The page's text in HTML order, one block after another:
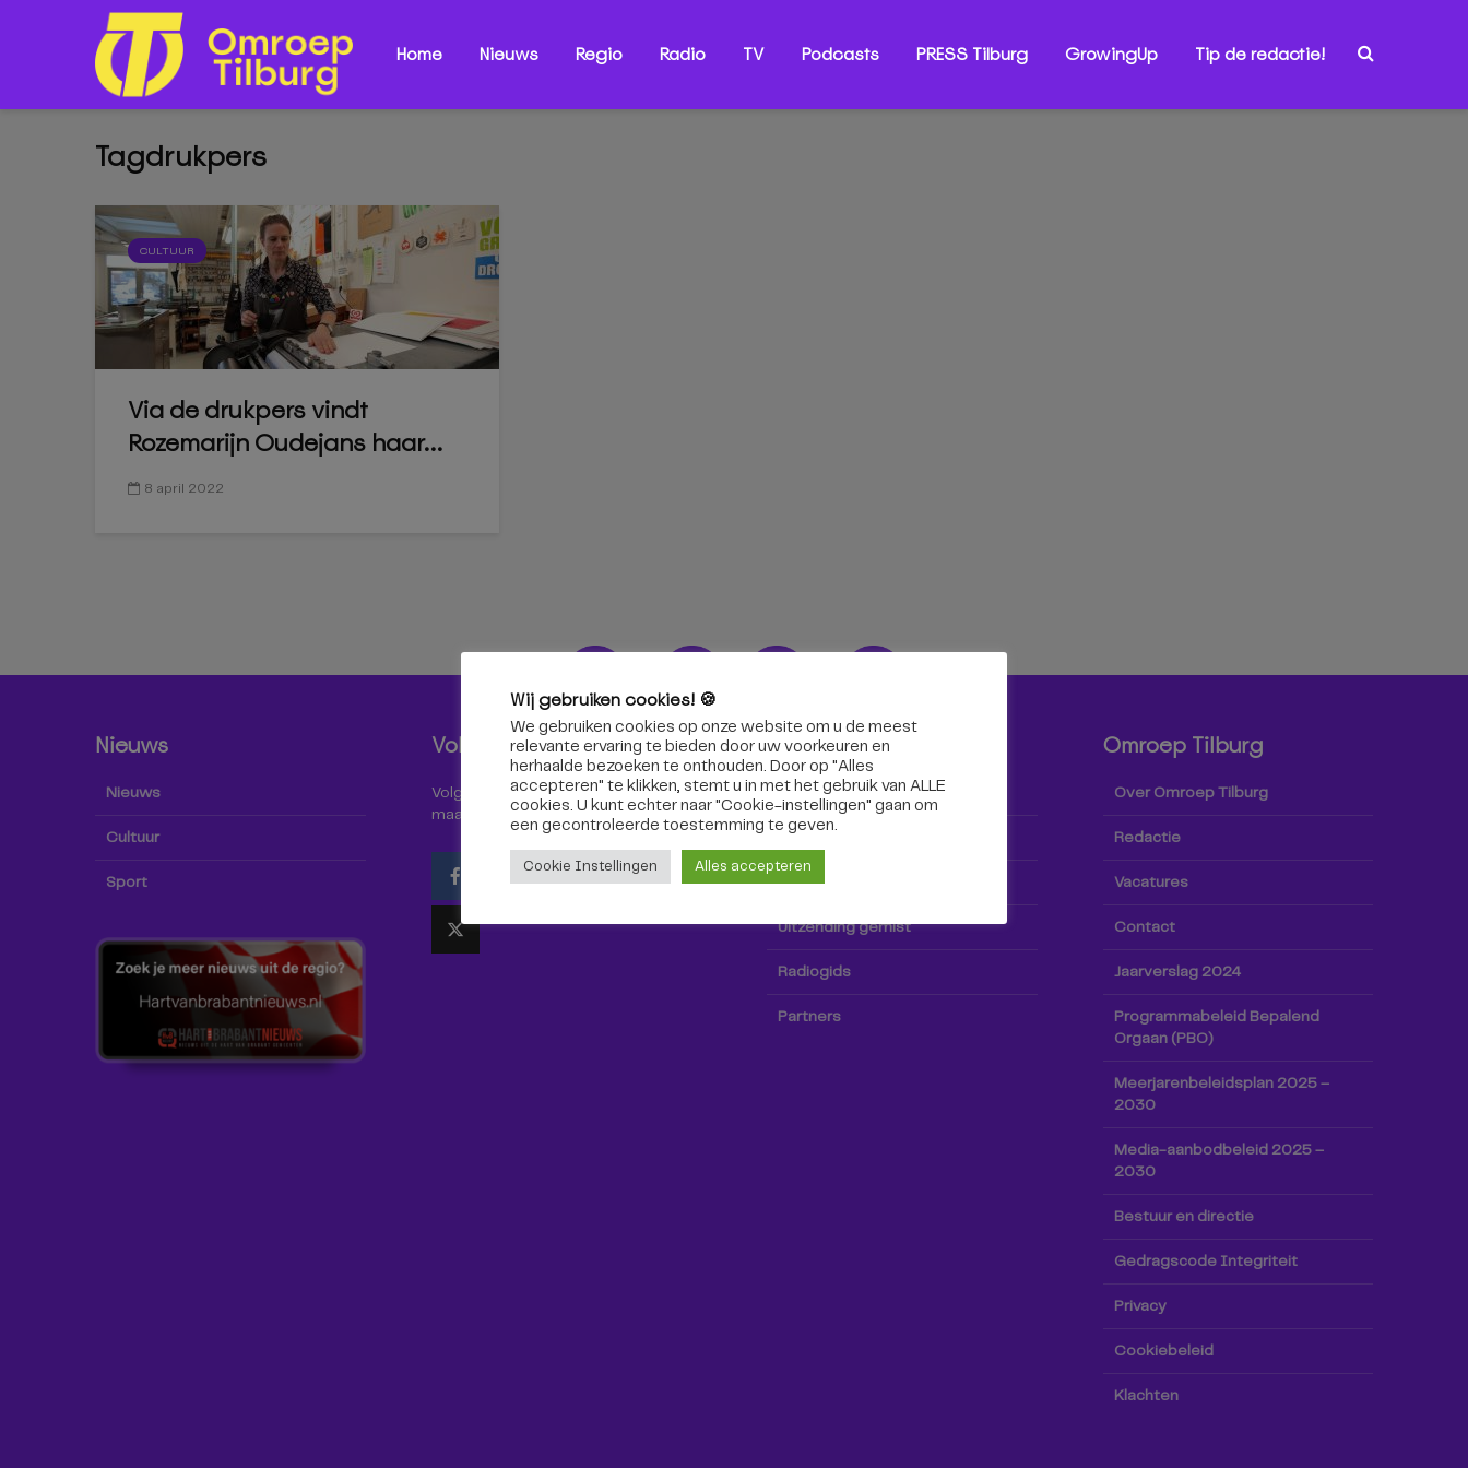
Home Nieuws Regio Radio TV Podcasts PRESS Tilburg GrowingUp Tip de redactie!
Tagdrukpers
CULTUUR
Via de drukpers vindt
Rozemarijn Oudejans haar...
8 april 2022
Nieuws
Nieuws
Cultuur
Sport
Volg ons!
Volg Omroep Tilburg niet alleen hier,
maar ook via social media!
Radio & TV
Kijk tv
Radio
TV-gids
Uitzending gemist
Radiogids
Partners
Omroep Tilburg
Over Omroep Tilburg
Redactie
Vacatures
Contact
Jaarverslag 2024
Programmabeleid Bepalend
Orgaan (PBO)
Meerjarenbeleidsplan 2025 –
2030
Media-aanbodbeleid 2025 –
2030
Bestuur en directie
Gedragscode Integriteit
Privacy
Cookiebeleid
Klachten
Wij gebruiken cookies! 🍪
We gebruiken cookies op onze website om u de meest
relevante ervaring te bieden door uw voorkeuren en
herhaalde bezoeken te onthouden. Door op "Alles
accepteren" te klikken, stemt u in met het gebruik van ALLE
cookies. U kunt echter naar "Cookie-instellingen" gaan om
een ​​gecontroleerde toestemming te geven.
Cookie Instellingen Alles accepteren